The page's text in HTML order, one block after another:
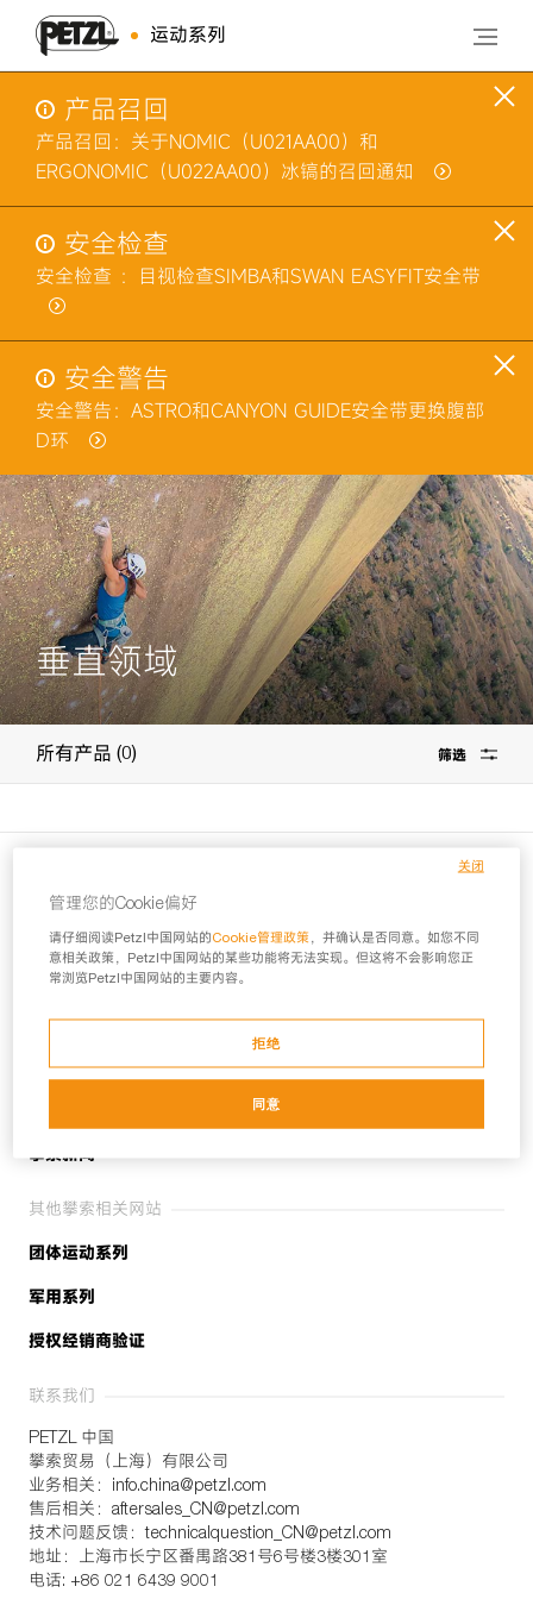
关闭
管理您的Cookie偏好
请仔细阅读Petzl中国网站的Cookie管理政策，并确认是否同意。如您不同
意相关政策，Petzl中国网站的某些功能将无法实现。但这将不会影响您正
常浏览Petzl中国网站的主要内容。
拒绝
同意
运动系列
产品召回
产品召回：关于NOMIC（U021AA00）和
ERGONOMIC（U022AA00）冰镐的召回通知
安全检查
安全检查 ：目视检查SIMBA和SWAN EASYFIT安全带
安全警告
安全警告：ASTRO和CANYON GUIDE安全带更换腹部
D环
垂直领域
所有产品 0 筛选
探索更多
我们是谁
攀索新闻
其他攀索相关网站
团体运动系列
军用系列
授权经销商验证
联系我们
PETZL 中国
攀索贸易（上海）有限公司
业务相关：info.china@petzl.com
售后相关：aftersales_CN@petzl.com
技术问题反馈：technicalquestion_CN@petzl.com
地址：上海市长宁区番禺路381号6号楼3楼301室
电话: +86 021 6439 9001